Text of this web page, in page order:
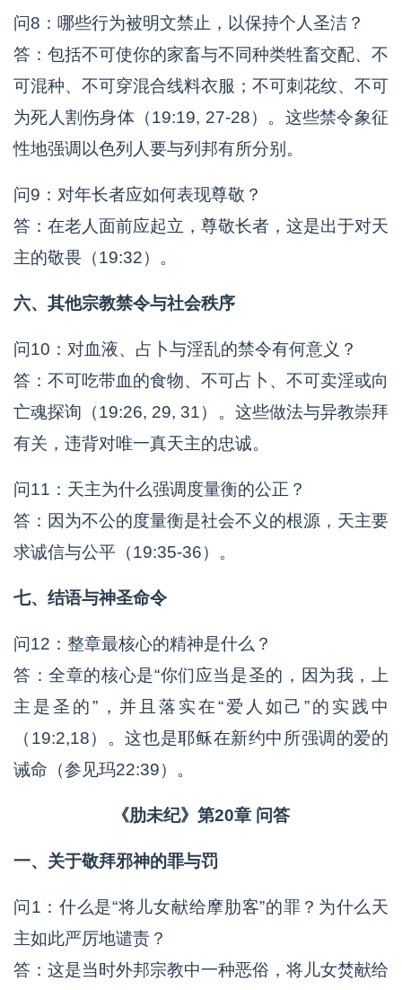
问8：哪些行为被明文禁止，以保持个人圣洁？
答：包括不可使你的家畜与不同种类牲畜交配、不
可混种、不可穿混合线料衣服；不可刺花纹、不可
为死人割伤身体（19:19, 27-28）。这些禁令象征
性地强调以色列人要与列邦有所分别。
问9：对年长者应如何表现尊敬？
答：在老人面前应起立，尊敬长者，这是出于对天
主的敬畏（19:32）。
六、其他宗教禁令与社会秩序
问10：对血液、占卜与淫乱的禁令有何意义？
答：不可吃带血的食物、不可占卜、不可卖淫或向
亡魂探询（19:26, 29, 31）。这些做法与异教崇拜
有关，违背对唯一真天主的忠诚。
问11：天主为什么强调度量衡的公正？
答：因为不公的度量衡是社会不义的根源，天主要
求诚信与公平（19:35-36）。
七、结语与神圣命令
问12：整章最核心的精神是什么？
答：全章的核心是“你们应当是圣的，因为我，上
主是圣的”，并且落实在“爱人如己”的实践中
（19:2,18）。这也是耶稣在新约中所强调的爱的
诫命（参见玛22:39）。
《肋未纪》第20章 问答
一、关于敬拜邪神的罪与罚
问1：什么是“将儿女献给摩肋客”的罪？为什么天
主如此严厉地谴责？
答：这是当时外邦宗教中一种恶俗，将儿女焚献给